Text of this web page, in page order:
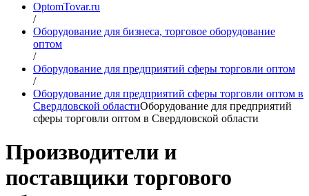
OptomTovar.ru
/
Оборудование для бизнеса, торговое оборудование
оптом
/
Оборудование для предприятий сферы торговли оптом
/
Оборудование для предприятий сферы торговли оптом в
Свердловской областиОборудование для предприятий
сферы торговли оптом в Свердловской области
Производители и
поставщики торгового